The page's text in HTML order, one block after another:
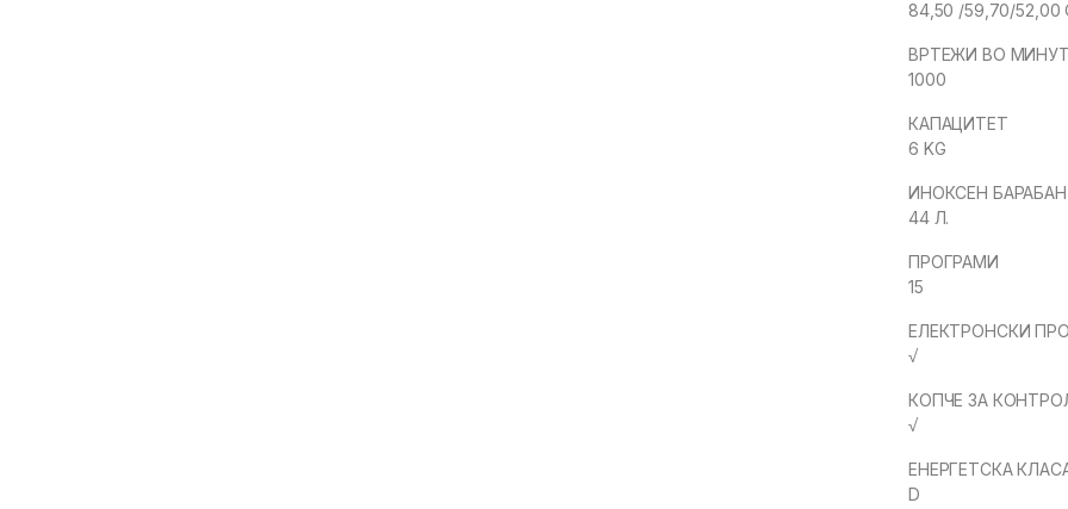
84,50 /59,70/52,00
ВРТЕЖИ ВО
1000
КАПАЦИТЕТ
6 KG
ИНОКСЕН БАРАБАН
44 Л.
ПРОГРАМИ
15
ЕЛЕКТРОНСКИ
√
КОПЧЕ ЗА
√
ЕНЕРГЕТСКА
D